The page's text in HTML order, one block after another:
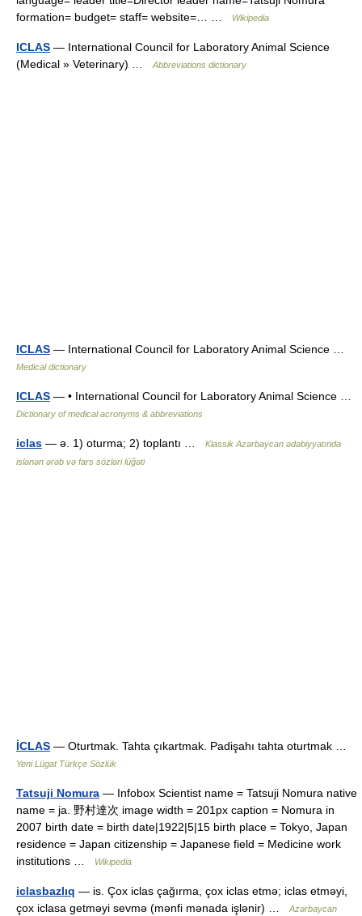
formation= budget= staff= website=… …
Wikipedia
ICLAS — International Council for Laboratory Animal Science
(Medical » Veterinary) …
Abbreviations dictionary
ICLAS — International Council for Laboratory Animal Science …
Medical dictionary
ICLAS — • International Council for Laboratory Animal Science …
Dictionary of medical acronyms & abbreviations
iclas — ə. 1) oturma; 2) toplantı …
Klassik Azərbaycan ədəbiyyatında
islənən ərəb və fars sözləri lüğəti
İCLAS — Oturtmak. Tahta çıkartmak. Padişahı tahta oturtmak …
Yeni Lügat Türkçe Sözlük
Tatsuji Nomura — Infobox Scientist name = Tatsuji Nomura native
name = ja. 野村達次 image width = 201px caption = Nomura in
2007 birth date = birth date|1922|5|15 birth place = Tokyo, Japan
residence = Japan citizenship = Japanese field = Medicine work
institutions …
Wikipedia
iclasbazlıq — is. Çox iclas çağırma, çox iclas etmə; iclas etməyi,
çox iclasa getməyi sevmə (mənfi mənada işlənir) …
Azərbaycan